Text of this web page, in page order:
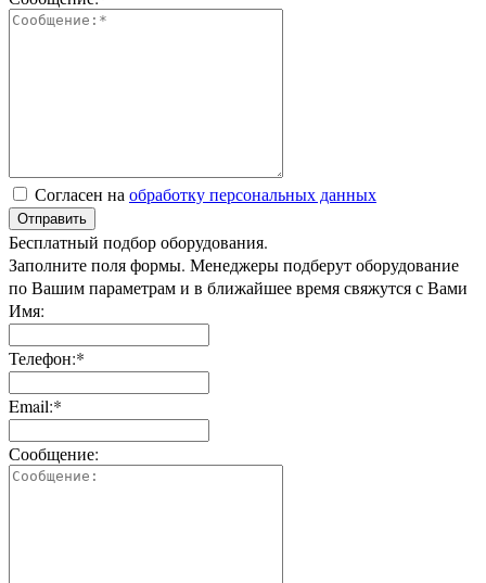
Согласен на обработку персональных данных
Отправить
Бесплатный подбор оборудования.
Заполните поля формы. Менеджеры подберут оборудование
по Вашим параметрам и в ближайшее время свяжутся с Вами
Имя:
Телефон:*
Email:*
Сообщение: